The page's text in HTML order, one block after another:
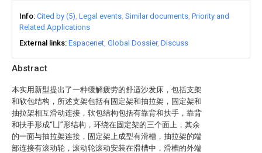
Abstract
本实用新型提出了一种缓解疲劳的舒适沙发床，包括支架
和软包结构，所述支架包括有固定架和抽拉架，固定架和
抽拉架相互滑动连接，软包结构包括有靠背和扶手，靠背
和扶手形成“凵”形结构，环绕在固定架的三个面上，其余
的一面与抽拉架连接，固定架上成型有滑槽，抽拉架的端
部连接有滚动轮，滚动轮滚动安装在滑槽中，滑槽的外端
Info Cited by (5) Legal events Similar documents Priority and
Related Applications
External links Espacenet Global Dossier Discuss